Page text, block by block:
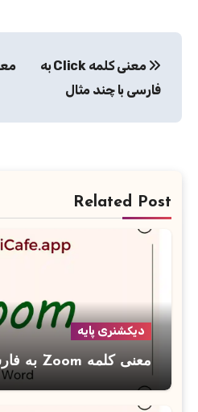
نوشته
معنی کلمه Click به
فارسی با چند مثال
Related Post
دیکشنری پایه
معنی کلمه Zoom به فارسی با چند مثال